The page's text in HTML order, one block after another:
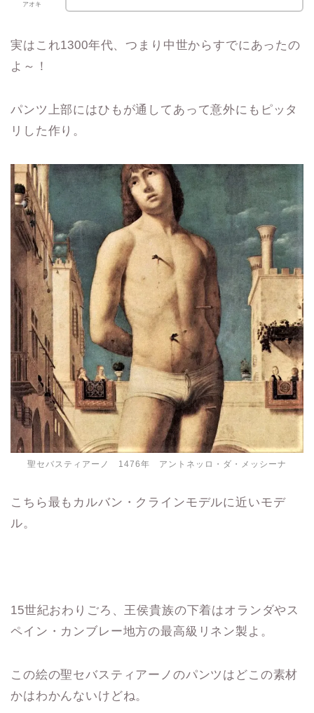
アオキ
実はこれ1300年代、つまり中世からすでにあったの
よ～！
パンツ上部にはひもが通してあって意外にもピッタ
リした作り。
聖セバスティアーノ 1476年 アントネッロ・ダ・メッシーナ
こちら最もカルバン・クラインモデルに近いモデ
ル。
15世紀おわりごろ、王侯貴族の下着はオランダやス
ペイン・カンブレー地方の最高級リネン製よ。
この絵の聖セバスティアーノのパンツはどこの素材
かはわかんないけどね。